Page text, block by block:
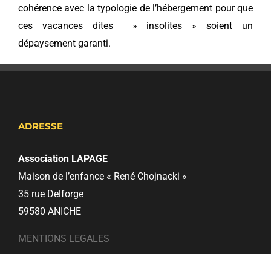
cohérence avec la typologie de l’hébergement pour que
ces vacances dites » insolites » soient un
dépaysement garanti.
ADRESSE
Association LAPAGE
Maison de l’enfance « René Chojnacki »
35 rue Delforge
59580 ANICHE
MENTIONS LEGALES